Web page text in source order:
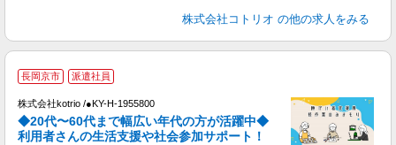
株式会社コトリオ の他の求人をみる
長岡京市 派遣社員
株式会社kotrio /●KY-H-1955800
◆20代〜60代まで幅広い年代の方が活躍中◆
利用者さんの生活支援や社会参加サポート！